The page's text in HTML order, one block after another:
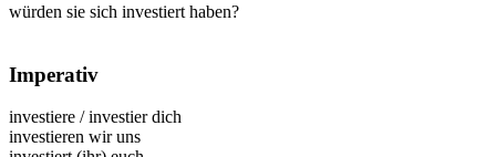
würden sie sich investiert haben?
Imperativ
investiere /investier dich
investieren wir uns